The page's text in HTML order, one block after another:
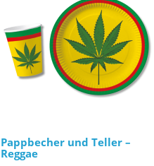
Pappbecher und Teller –
Reggae